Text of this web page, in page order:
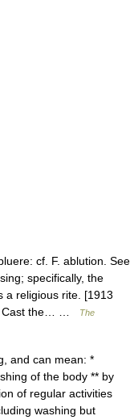
cf. F. ablution. See
specifically, the
a religious rite. [1913
Cast the… …
The
and can mean: *
of the body ** by
of regular activities
washing but